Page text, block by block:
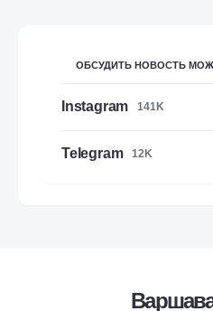
ОБСУДИТЬ НОВОСТЬ
Instagram 141K
Telegram 12K